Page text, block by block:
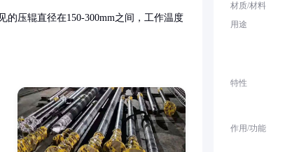
压辊直径在150-300mm之间，工作温度
材质/材料
用途
特性
作用/功能